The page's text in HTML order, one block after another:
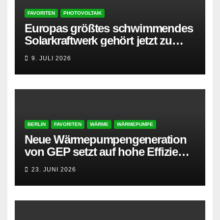
FAVORITEN PHOTOVOLTAIK
Europas größtes schwimmendes
Solarkraftwerk gehört jetzt zu
AMPYR
9. JULI 2026
BERLIN FAVORITEN WÄRME WÄRMEPUMPE
Neue Wärmepumpengeneration
von GEP setzt auf hohe Effizienz
und besonders leisen Betrieb
23. JUNI 2026